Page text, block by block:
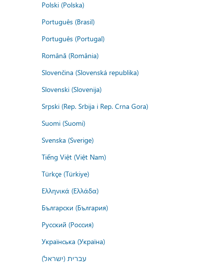
Polski (Polska)
Português (Brasil)
Português (Portugal)
Română (România)
Slovenčina (Slovenská republika)
Slovenski (Slovenija)
Srpski (Rep. Srbija i Rep. Crna Gora)
Suomi (Suomi)
Svenska (Sverige)
Tiếng Việt (Việt Nam)
Türkçe (Türkiye)
Ελληνικά (Ελλάδα)
Български (България)
Русский (Россия)
Українська (Україна)
עברית (ישראל)